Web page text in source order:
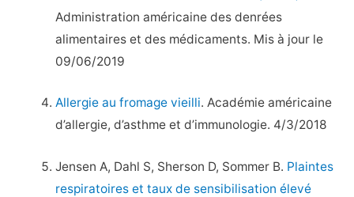
Administration américaine des denrées
alimentaires et des médicaments. Mis à jour le
09/06/2019
Allergie au fromage vieilli. Académie américaine
d’allergie, d’asthme et d’immunologie. 4/3/2018
Jensen A, Dahl S, Sherson D, Sommer B. Plaintes
respiratoires et taux de sensibilisation élevé